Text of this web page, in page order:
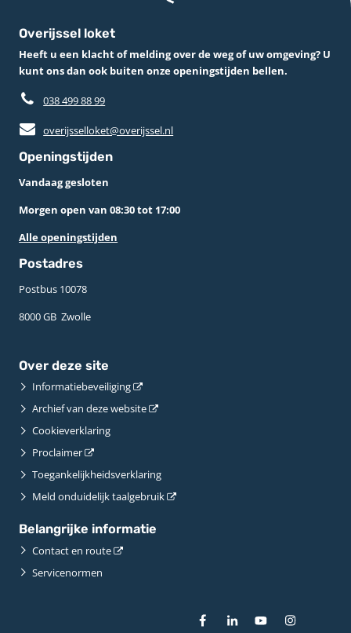
Overijssel loket
Heeft u een klacht of melding over de weg of uw omgeving? U
kunt ons dan ook buiten onze openingstijden bellen.
038 499 88 99
overijsselloket@overijssel.nl
Openingstijden
Vandaag gesloten
Morgen open van 08:30 tot 17:00
Alle openingstijden
Postadres
Postbus 10078 ­
8000 GB ­ Zwolle
Over deze site
Informatiebeveiliging
Archief van deze website
Cookieverklaring
Proclaimer
Toegankelijkheidsverklaring
Meld onduidelijk taalgebruik
Belangrijke informatie
Contact en route
Servicenormen